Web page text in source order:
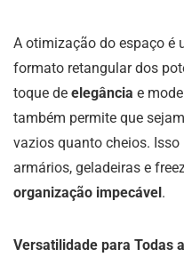
A otimização do espaço é
formato retangular dos
toque de elegância e
também permite que
vazios quanto cheios.
armários, geladeiras e
organização impecável.
Versatilidade para Todas